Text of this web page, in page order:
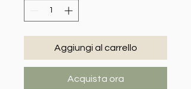
Aggiungi al carrello
Acquista ora